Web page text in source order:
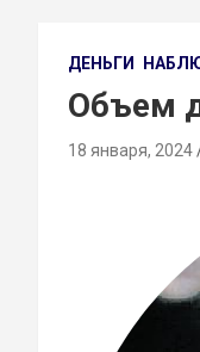
ДЕНЬГИ
Объем
18 января, 2024